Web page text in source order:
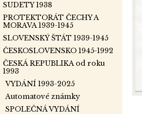
SUDETY 1938
PROTEKTORÁT ČECHY A
MORAVA 1939-1945
SLOVENSKÝ ŠTÁT 1939-1945
ČESKOSLOVENSKO 1945-1992
ČESKÁ REPUBLIKA od roku
1993
VYDÁNÍ 1993-2025
Automatové známky
SPOLEČNÁ VYDÁNÍ